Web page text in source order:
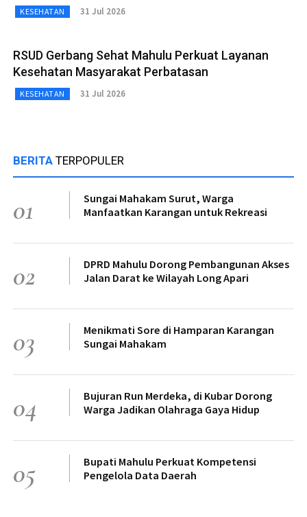
KESEHATAN 31 Jul 2026
RSUD Gerbang Sehat Mahulu Perkuat Layanan
Kesehatan Masyarakat Perbatasan
KESEHATAN 31 Jul 2026
BERITA TERPOPULER
01
Sungai Mahakam Surut, Warga
Manfaatkan Karangan untuk Rekreasi
02
DPRD Mahulu Dorong Pembangunan Akses
Jalan Darat ke Wilayah Long Apari
03
Menikmati Sore di Hamparan Karangan
Sungai Mahakam
04
Bujuran Run Merdeka, di Kubar Dorong
Warga Jadikan Olahraga Gaya Hidup
05
Bupati Mahulu Perkuat Kompetensi
Pengelola Data Daerah